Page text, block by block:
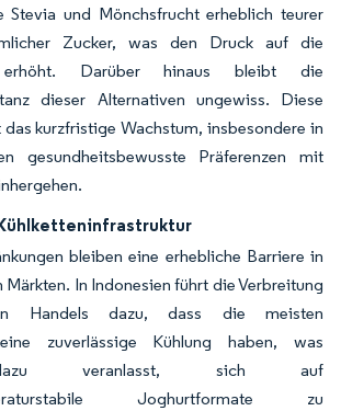
Stevia und Mönchsfrucht erheblich teurer
Zucker, was den Druck auf die
erhöht. Darüber hinaus bleibt die
dieser Alternativen ungewiss. Diese
kurzfristige Wachstum, insbesondere in
gesundheitsbewusste Präferenzen mit
bleiben eine erhebliche Barriere in
In Indonesien führt die Verbreitung
Handels dazu, dass die meisten
zuverlässige Kühlung haben, was
veranlasst, sich auf
Joghurtformate zu